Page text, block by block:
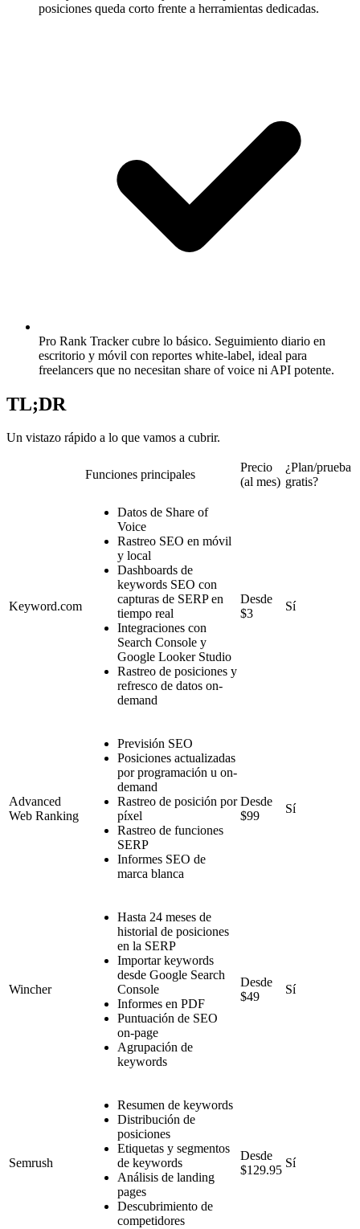
posiciones queda corto frente a herramientas dedicadas.
Pro Rank Tracker cubre lo básico. Seguimiento diario en
escritorio y móvil con reportes white-label, ideal para
freelancers que no necesitan share of voice ni API potente.
TL;DR
Un vistazo rápido a lo que vamos a cubrir.
Funciones principales
Precio
(al mes)
¿Plan/prueba
gratis?
Keyword.com
Datos de Share of
Voice
Rastreo SEO en móvil
y local
Dashboards de
keywords SEO con
capturas de SERP en
tiempo real
Integraciones con
Search Console y
Google Looker Studio
Rastreo de posiciones y
refresco de datos on-
demand
Desde
$3
Sí
Advanced
Web Ranking
Previsión SEO
Posiciones actualizadas
por programación u on-
demand
Rastreo de posición por
píxel
Rastreo de funciones
SERP
Informes SEO de
marca blanca
Desde
$99
Sí
Wincher
Hasta 24 meses de
historial de posiciones
en la SERP
Importar keywords
desde Google Search
Console
Informes en PDF
Puntuación de SEO
on-page
Agrupación de
keywords
Desde
$49
Sí
Semrush
Resumen de keywords
Distribución de
posiciones
Etiquetas y segmentos
de keywords
Análisis de landing
pages
Descubrimiento de
competidores
Desde
$129.95
Sí